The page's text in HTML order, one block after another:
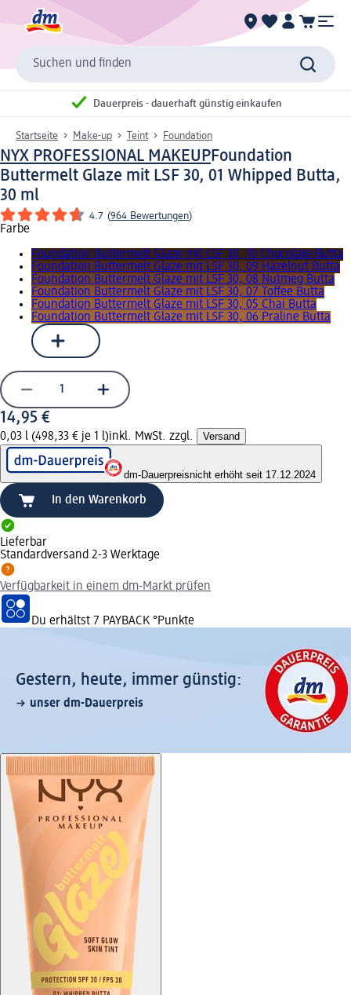
Suchen und finden
Dauerpreis - dauerhaft günstig einkaufen
Startseite Make-up Teint Foundation
NYX PROFESSIONAL MAKEUPFoundation
Buttermelt Glaze mit LSF 30, 01 Whipped Butta,
30 ml
4.7 (964 Bewertungen)
Farbe
Foundation Buttermelt Glaze mit LSF 30, 10 Chocolate Butta
Foundation Buttermelt Glaze mit LSF 30, 09 Hazelnut Butta
Foundation Buttermelt Glaze mit LSF 30, 08 Nutmeg Butta
Foundation Buttermelt Glaze mit LSF 30, 07 Toffee Butta
Foundation Buttermelt Glaze mit LSF 30, 05 Chai Butta
Foundation Buttermelt Glaze mit LSF 30, 06 Praline Butta
14,95 €
0,03 l (498,33 € je 1 l)inkl. MwSt. zzgl. Versand
dm-Dauerpreisnicht erhöht seit 17.12.2024
In den Warenkorb
Lieferbar
Standardversand 2-3 Werktage
Verfügbarkeit in einem dm-Markt prüfen
Du erhältst 7 PAYBACK °Punkte
Gestern, heute, immer günstig:
unser dm-Dauerpreis